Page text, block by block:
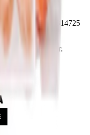
№ 490314725
обл., г.